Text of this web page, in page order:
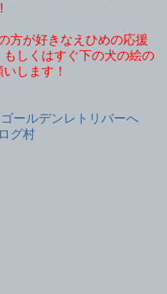
方が好きなえひめの応援
しくはすぐ下の犬の絵の
します！
グ村